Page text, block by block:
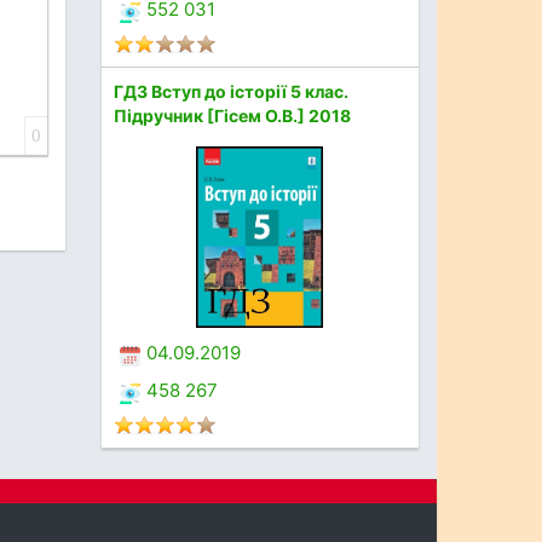
0
552 031
ГДЗ Вступ до історії 5 клас.
Підручник [Гісем О.В.] 2018
04.09.2019
458 267